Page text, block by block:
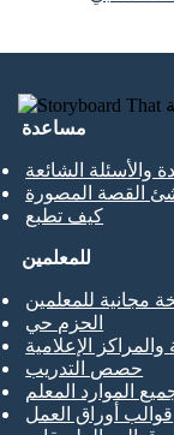
مساعدة
والأسئلة الشائعة
القصة المصورة
كيف تطبع
للمعلمين
مجانية للمعلمين
الحزم حي
الإعلامية
حصص التدريب
الموارد المعلم
قوالب أوراق العمل